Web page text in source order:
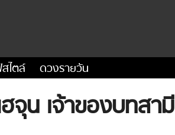
ไตล์ ดวงรายวัน
จุน เจ้าของบทสามี